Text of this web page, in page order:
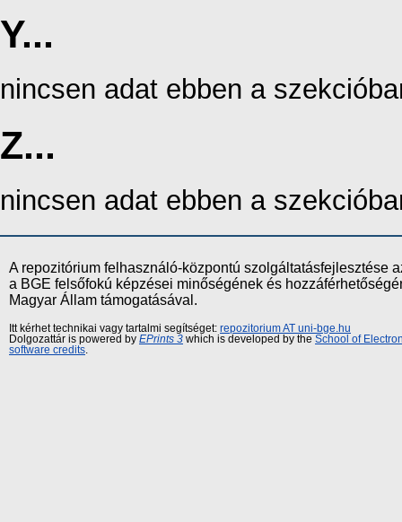
Y...
nincsen adat ebben a
Z...
nincsen adat ebben a
A repozitórium felhasználó-központú szolgáltatásfejlesztése
a BGE felsőfokú képzései minőségének és
Magyar Állam támogatásával.
Itt kérhet technikai vagy tartalmi segítséget: repozitorium AT uni-bge.hu
Dolgozattár is powered by EPrints 3 which is developed by the School of
software credits